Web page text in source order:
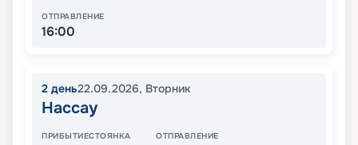
ОТПРАВЛЕНИЕ
16:00
2 день22.09.2026, Вторник
Нассау
ПРИБЫТИЕСТОЯНКА ОТПРАВЛЕНИЕ